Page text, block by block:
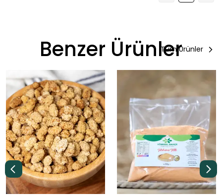
Benzer ÜrünlerTüm Ürünler